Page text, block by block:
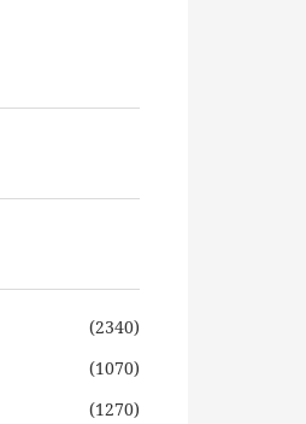
(2340)
(1070)
(1270)